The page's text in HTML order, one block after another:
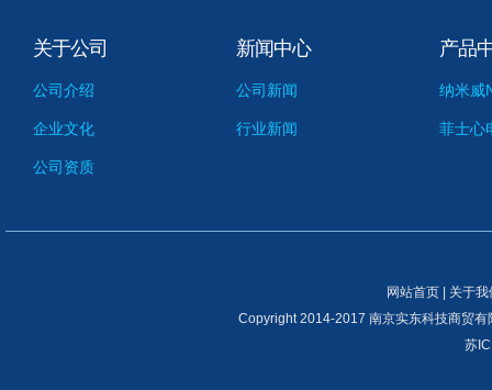
关于公司
公司介绍
企业文化
公司资质
新闻中心
公司新闻
行业新闻
产品
纳米威
菲士心
网站首页|
关于我
Copyright 2014-2017 南京实东科技商贸
苏